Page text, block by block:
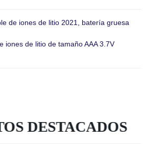
de iones de litio 2021, batería gruesa
iones de litio de tamaño AAA 3.7V
DESTACADOS